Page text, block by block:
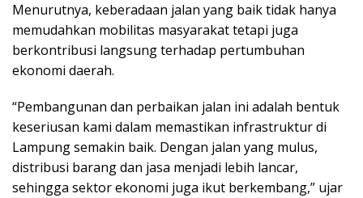
Menurutnya, keberadaan jalan yang baik tidak hanya
memudahkan mobilitas masyarakat tetapi juga
berkontribusi langsung terhadap pertumbuhan
ekonomi daerah.
“Pembangunan dan perbaikan jalan ini adalah bentuk
keseriusan kami dalam memastikan infrastruktur di
Lampung semakin baik. Dengan jalan yang mulus,
distribusi barang dan jasa menjadi lebih lancar,
sehingga sektor ekonomi juga ikut berkembang,” ujar